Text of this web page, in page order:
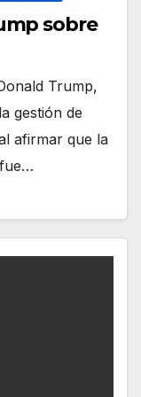
sobre
Trump,
gestión de
afirmar que la